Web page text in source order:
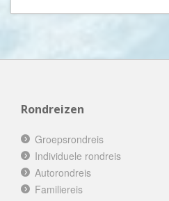
Rondreizen
Groepsrondreis
Individuele rondreis
Autorondreis
Familiereis